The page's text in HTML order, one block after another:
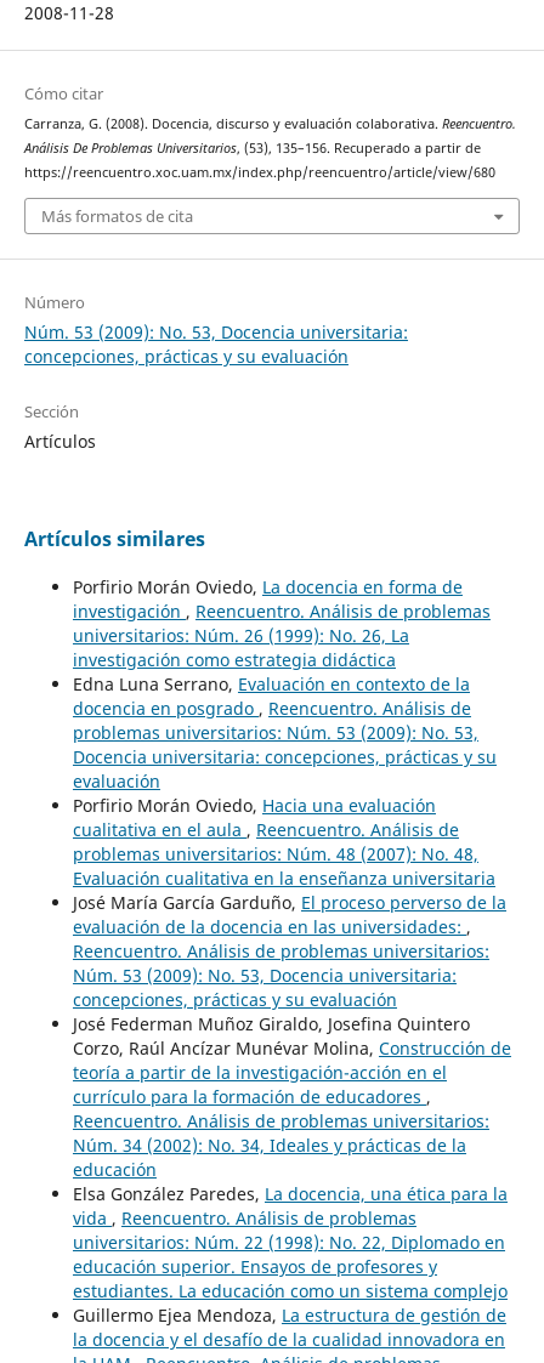
2008-11-28
Cómo citar
Carranza, G. (2008). Docencia, discurso y evaluación colaborativa. Reencuentro.
Análisis De Problemas Universitarios, (53), 135–156. Recuperado a partir de
https://reencuentro.xoc.uam.mx/index.php/reencuentro/article/view/680
Más formatos de cita
Número
Núm. 53 (2009): No. 53, Docencia universitaria:
concepciones, prácticas y su evaluación
Sección
Artículos
Artículos similares
Porfirio Morán Oviedo, La docencia en forma de
investigación , Reencuentro. Análisis de problemas
universitarios: Núm. 26 (1999): No. 26, La
investigación como estrategia didáctica
Edna Luna Serrano, Evaluación en contexto de la
docencia en posgrado , Reencuentro. Análisis de
problemas universitarios: Núm. 53 (2009): No. 53,
Docencia universitaria: concepciones, prácticas y su
evaluación
Porfirio Morán Oviedo, Hacia una evaluación
cualitativa en el aula , Reencuentro. Análisis de
problemas universitarios: Núm. 48 (2007): No. 48,
Evaluación cualitativa en la enseñanza universitaria
José María García Garduño, El proceso perverso de la
evaluación de la docencia en las universidades: ,
Reencuentro. Análisis de problemas universitarios:
Núm. 53 (2009): No. 53, Docencia universitaria:
concepciones, prácticas y su evaluación
José Federman Muñoz Giraldo, Josefina Quintero
Corzo, Raúl Ancízar Munévar Molina, Construcción de
teoría a partir de la investigación-acción en el
currículo para la formación de educadores ,
Reencuentro. Análisis de problemas universitarios:
Núm. 34 (2002): No. 34, Ideales y prácticas de la
educación
Elsa González Paredes, La docencia, una ética para la
vida , Reencuentro. Análisis de problemas
universitarios: Núm. 22 (1998): No. 22, Diplomado en
educación superior. Ensayos de profesores y
estudiantes. La educación como un sistema complejo
Guillermo Ejea Mendoza, La estructura de gestión de
la docencia y el desafío de la cualidad innovadora en